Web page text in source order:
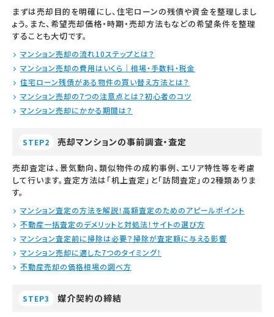
まずは売却目的を明確にし、住宅ローンの残債や資金を整理しまし
ょう。また、希望売却価格・時期・売却方法もなどの希望条件を整理
することも大切です。
マンション売却の流れ10ステップとは？
マンション売却の費用はいくら｜相場・手数料・税金
住宅ローン残債がある物件の買い替え方法とは？
マンション売却の7つの注意点とは？初心者のコツ
マンション売却にかかる期間は？
STEP2 売却マンションの事前調査・査定
売却査定は、景気動向、類似物件の成約事例、エリア特性等を考慮
して行います。査定方法は「机上査定」と「訪問査定」の2種類ありま
す。
マンション査定の方法を解説！高額査定のためのアピールポイント
不動産一括査定のデメリットと対処法！サイトの選び方
マンション査定前に掃除は必要？掃除が査定額に与える影響
マンション売却に適した7つのタイミング！
不動産売却の価格相場の調べ方
STEP3 媒介契約の締結